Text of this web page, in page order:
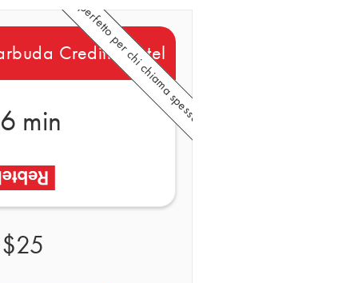
Crediti Rebtel
min
$25
perfetto per chi chiama spesso